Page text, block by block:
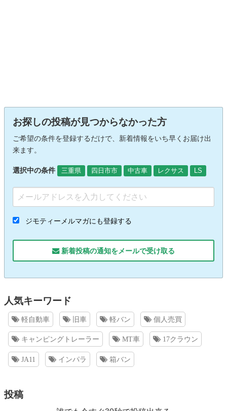
お探しの投稿が見つからなかった方
ご希望の条件を登録するだけで、新着情報をいち早くお届け出
来ます。
選択中の条件 三重県 四日市市 中古車 レクサス LS
ジモティーメルマガにも登録する
新着投稿の通知をメールで受け取る
人気キーワード
軽自動車 旧車 軽バン 個人売買
キャンピングトレーラー MT車 17クラウン
JA11 インパラ 箱バン
投稿